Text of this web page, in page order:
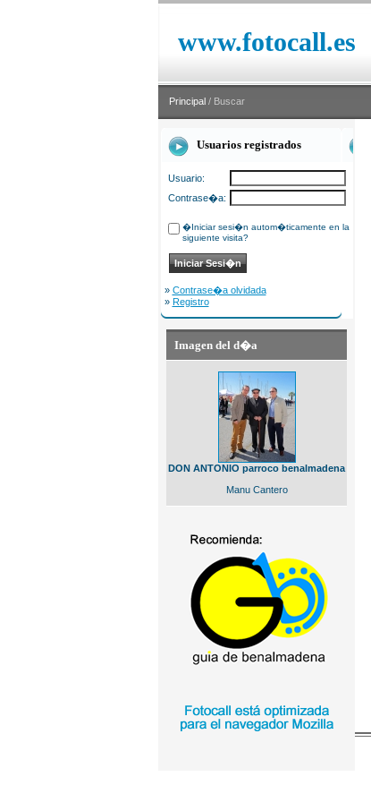
www.fotocall.es
Principal / Buscar
Usuarios registrados
Usuario:
Contrase�a:
�Iniciar sesi�n autom�ticamente en la
siguiente visita?
» Contrase�a olvidada
» Registro
Imagen del d�a
DON ANTONIO parroco benalmadena
Manu Cantero